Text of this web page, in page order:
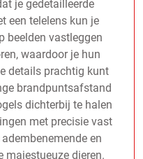
je gedetailleerde
een telelens kun je
beelden vastleggen
waardoor je hun
details prachtig kunt
brandpuntsafstand
dichterbij te halen
met precisie vast
en
majestueuze dieren.